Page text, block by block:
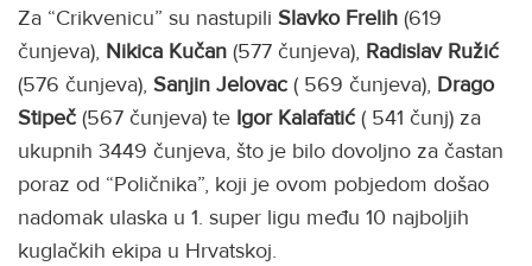
Za “Crikvenicu” su nastupili Slavko Frelih (619
čunjeva), Nikica Kučan (577 čunjeva), Radislav Ružić
(576 čunjeva), Sanjin Jelovac ( 569 čunjeva), Drago
Stipeč (567 čunjeva) te Igor Kalafatić( 541 čunj) za
ukupnih 3449 čunjeva, što je bilo dovoljno za častan
poraz od “Poličnika”, koji je ovom pobjedom došao
nadomak ulaska u 1. super ligu među 10 najboljih
kuglačkih ekipa u Hrvatskoj.